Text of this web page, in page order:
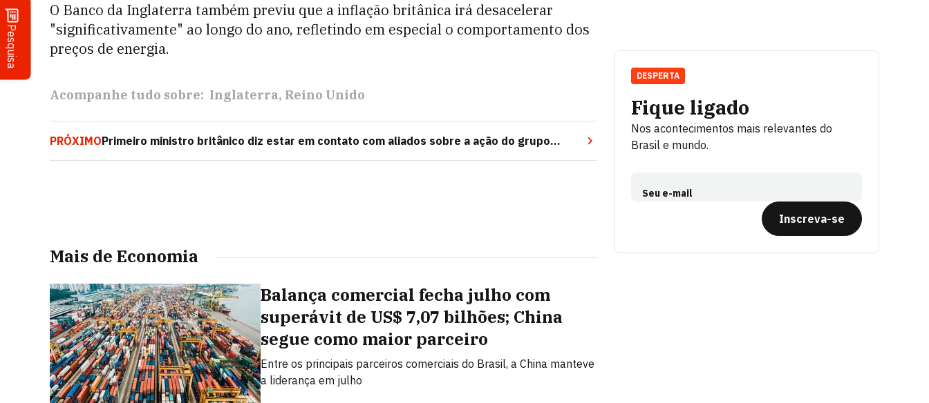
Pesquisa
O Banco da Inglaterra também previu que a inflação britânica irá desacelerar
"significativamente" ao longo do ano, refletindo em especial o comportamento dos
preços de energia.
Acompanhe tudo sobre: Inglaterra Reino Unido
PRÓXIMOPrimeiro ministro britânico diz estar em contato com aliados sobre a ação do grupo
Wagner na Rússia
Mais de Economia
Balança comercial fecha julho com
superávit de US$ 7,07 bilhões; China
segue como maior parceiro
Entre os principais parceiros comerciais do Brasil, a China manteve
a liderança em julho
Fique ligado
Nos acontecimentos mais relevantes do
Brasil e mundo.
Seu e-mail
Inscreva-se
DESPERTA